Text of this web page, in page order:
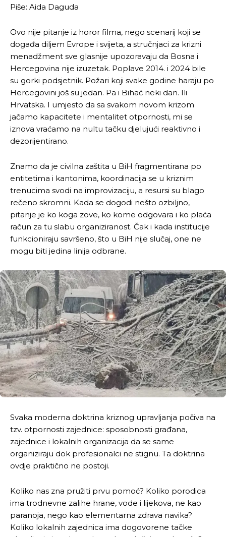
Piše: Aida Daguda
Ovo nije pitanje iz horor filma, nego scenarij koji se
događa diljem Evrope i svijeta, a stručnjaci za krizni
menadžment sve glasnije upozoravaju da Bosna i
Hercegovina nije izuzetak. Poplave 2014. i 2024 bile
su gorki podsjetnik. Požari koji svake godine haraju po
Hercegovini još su jedan. Pa i Bihać neki dan. Ili
Hrvatska. I umjesto da sa svakom novom krizom
jačamo kapacitete i mentalitet otpornosti, mi se
iznova vraćamo na nultu tačku djelujući reaktivno i
dezorijentirano.
Znamo da je civilna zaštita u BiH fragmentirana po
entitetima i kantonima, koordinacija se u kriznim
trenucima svodi na improvizaciju, a resursi su blago
rečeno skromni. Kada se dogodi nešto ozbiljno,
pitanje je ko koga zove, ko kome odgovara i ko plaća
račun za tu slabu organiziranost. Čak i kada institucije
funkcioniraju savršeno, što u BiH nije slučaj, one ne
mogu biti jedina linija odbrane.
Svaka moderna doktrina kriznog upravljanja počiva na
tzv. otpornosti zajednice: sposobnosti građana,
zajednice i lokalnih organizacija da se same
organiziraju dok profesionalci ne stignu. Ta doktrina
ovdje praktično ne postoji.
Koliko nas zna pružiti prvu pomoć? Koliko porodica
ima trodnevne zalihe hrane, vode i lijekova, ne kao
paranoja, nego kao elementarna zdrava navika?
Koliko lokalnih zajednica ima dogovorene tačke